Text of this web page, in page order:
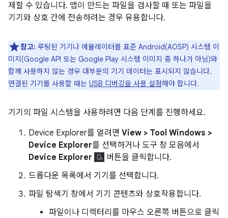
제할 수 있습니다. 앱이 만드는 파일을 검사할 때 또는 파일을
기기와 상호 간에 전송하려는 경우 유용합니다.
참고: 루팅된 기기나 에뮬레이터를 표준 Android(AOSP) 시스템 이
미지(Google API 또는 Google Play 시스템 이미지 중 하나가 아님)와
함께 사용하지 않는 경우 대부분의 기기 데이터는 표시되지 않습니다.
연결된 기기를 사용할 때는 USB 디버깅을 사용 설정해야 합니다.
기기의 파일 시스템을 사용하려면 다음 단계를 진행하세요.
Device Explorer를 열려면 View > Tool Windows >
Device Explorer를 선택하거나 도구 창 모음에서
Device Explorer
버튼을 클릭합니다.
드롭다운 목록에서 기기를 선택합니다.
파일 탐색기 창에서 기기 콘텐츠와 상호작용합니다.
파일이나 디렉터리를 마우스 오른쪽 버튼으로 클릭